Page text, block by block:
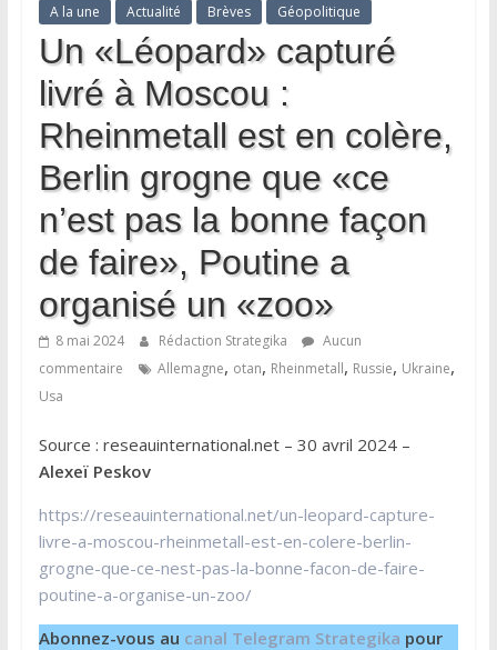
A la une Actualité Brèves Géopolitique
Un «Léopard» capturé
livré à Moscou :
Rheinmetall est en colère,
Berlin grogne que «ce
n’est pas la bonne façon
de faire», Poutine a
organisé un «zoo»
8 mai 2024 Rédaction Strategika
Aucun
commentaire
Allemagne, otan, Rheinmetall, Russie, Ukraine,
Usa
Source : reseauinternational.net – 30 avril 2024 –
Alexeï Peskov
https://reseauinternational.net/un-leopard-capture-
livre-a-moscou-rheinmetall-est-en-colere-berlin-
grogne-que-ce-nest-pas-la-bonne-facon-de-faire-
poutine-a-organise-un-zoo/
Abonnez-vous au canal Telegram Strategika pour